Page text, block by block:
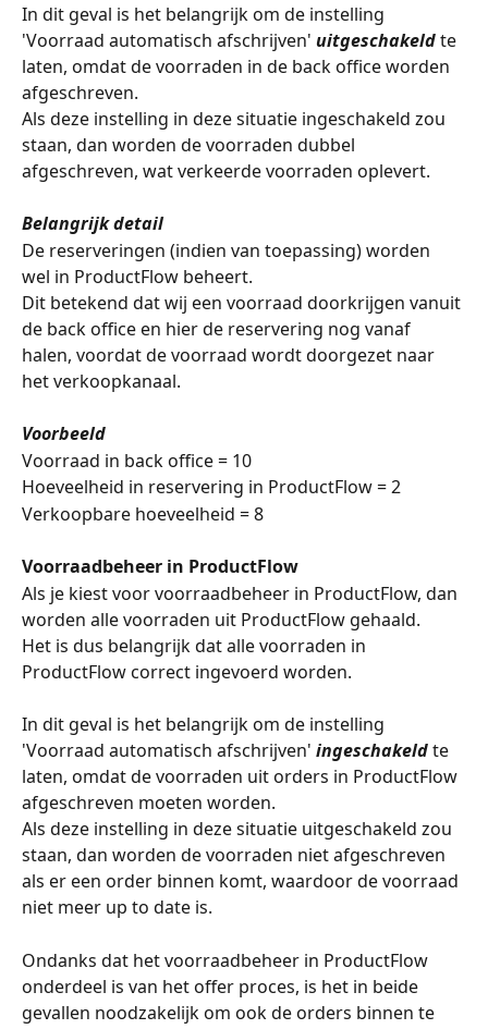
In dit geval is het belangrijk om de instelling
'Voorraad automatisch afschrijven' uitgeschakeld te
laten, omdat de voorraden in de back office worden
afgeschreven.
Als deze instelling in deze situatie ingeschakeld zou
staan, dan worden de voorraden dubbel
afgeschreven, wat verkeerde voorraden oplevert.
Belangrijk detail
De reserveringen (indien van toepassing) worden
wel in ProductFlow beheert.
Dit betekend dat wij een voorraad doorkrijgen vanuit
de back office en hier de reservering nog vanaf
halen, voordat de voorraad wordt doorgezet naar
het verkoopkanaal.
Voorbeeld
Voorraad in back office = 10
Hoeveelheid in reservering in ProductFlow = 2
Verkoopbare hoeveelheid = 8
Voorraadbeheer in ProductFlow
Als je kiest voor voorraadbeheer in ProductFlow, dan
worden alle voorraden uit ProductFlow gehaald.
Het is dus belangrijk dat alle voorraden in
ProductFlow correct ingevoerd worden.
In dit geval is het belangrijk om de instelling
'Voorraad automatisch afschrijven' ingeschakeld te
laten, omdat de voorraden uit orders in ProductFlow
afgeschreven moeten worden.
Als deze instelling in deze situatie uitgeschakeld zou
staan, dan worden de voorraden niet afgeschreven
als er een order binnen komt, waardoor de voorraad
niet meer up to date is.
Ondanks dat het voorraadbeheer in ProductFlow
onderdeel is van het offer proces, is het in beide
gevallen noodzakelijk om ook de orders binnen te